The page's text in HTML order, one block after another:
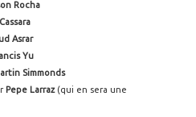
Rocha
Asrar
Yu
Simmonds
Pepe Larraz (qui en sera une